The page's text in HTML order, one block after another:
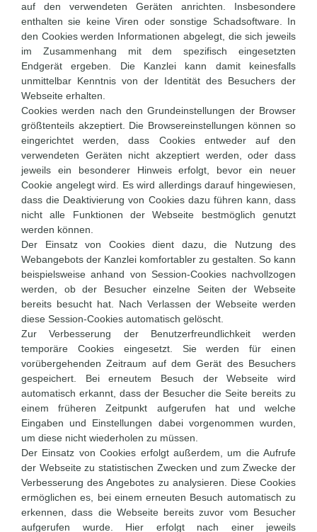
auf den verwendeten Geräten anrichten. Insbesondere
enthalten sie keine Viren oder sonstige Schadsoftware. In
den Cookies werden Informationen abgelegt, die sich jeweils
im Zusammenhang mit dem spezifisch eingesetzten
Endgerät ergeben. Die Kanzlei kann damit keinesfalls
unmittelbar Kenntnis von der Identität des Besuchers der
Webseite erhalten.
Cookies werden nach den Grundeinstellungen der Browser
größtenteils akzeptiert. Die Browsereinstellungen können so
eingerichtet werden, dass Cookies entweder auf den
verwendeten Geräten nicht akzeptiert werden, oder dass
jeweils ein besonderer Hinweis erfolgt, bevor ein neuer
Cookie angelegt wird. Es wird allerdings darauf hingewiesen,
dass die Deaktivierung von Cookies dazu führen kann, dass
nicht alle Funktionen der Webseite bestmöglich genutzt
werden können.
Der Einsatz von Cookies dient dazu, die Nutzung des
Webangebots der Kanzlei komfortabler zu gestalten. So kann
beispielsweise anhand von Session-Cookies nachvollzogen
werden, ob der Besucher einzelne Seiten der Webseite
bereits besucht hat. Nach Verlassen der Webseite werden
diese Session-Cookies automatisch gelöscht.
Zur Verbesserung der Benutzerfreundlichkeit werden
temporäre Cookies eingesetzt. Sie werden für einen
vorübergehenden Zeitraum auf dem Gerät des Besuchers
gespeichert. Bei erneutem Besuch der Webseite wird
automatisch erkannt, dass der Besucher die Seite bereits zu
einem früheren Zeitpunkt aufgerufen hat und welche
Eingaben und Einstellungen dabei vorgenommen wurden,
um diese nicht wiederholen zu müssen.
Der Einsatz von Cookies erfolgt außerdem, um die Aufrufe
der Webseite zu statistischen Zwecken und zum Zwecke der
Verbesserung des Angebotes zu analysieren. Diese Cookies
ermöglichen es, bei einem erneuten Besuch automatisch zu
erkennen, dass die Webseite bereits zuvor vom Besucher
aufgerufen wurde. Hier erfolgt nach einer jeweils